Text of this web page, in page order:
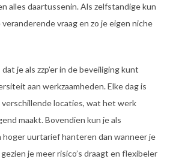
alles daartussenin. Als zelfstandige kun
vraag en zo je eigen niche
je als zzp’er in de beveiliging kunt
aan werkzaamheden. Elke dag is
verschillende locaties, wat het werk
maakt. Bovendien kun je als
hoger uurtarief hanteren dan wanneer je
je meer risico’s draagt en flexibeler